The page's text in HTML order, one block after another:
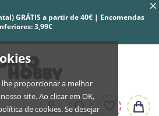
lhe proporcionar a melhor
site. Ao clicar em OK,
de cookies. Se desejar
GRÁTIS a partir de 40€ | Encomendas
3,99€